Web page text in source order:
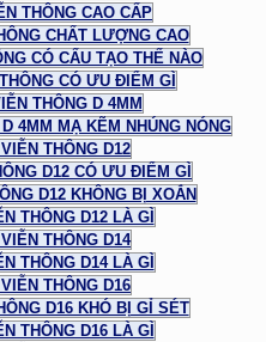
THÔNG CAO CẤP
CHẤT LƯỢNG CAO
CÓ CẤU TẠO THẾ NÀO
CÓ ƯU ĐIỂM GÌ
THÔNG D 4MM
4MM MẠ KẼM NHÚNG NÓNG
THÔNG D12
D12 CÓ ƯU ĐIỂM GÌ
D12 KHÔNG BỊ XOẮN
THÔNG D12 LÀ GÌ
THÔNG D14
THÔNG D14 LÀ GÌ
THÔNG D16
D16 KHÓ BỊ GỈ SÉT
THÔNG D16 LÀ GÌ